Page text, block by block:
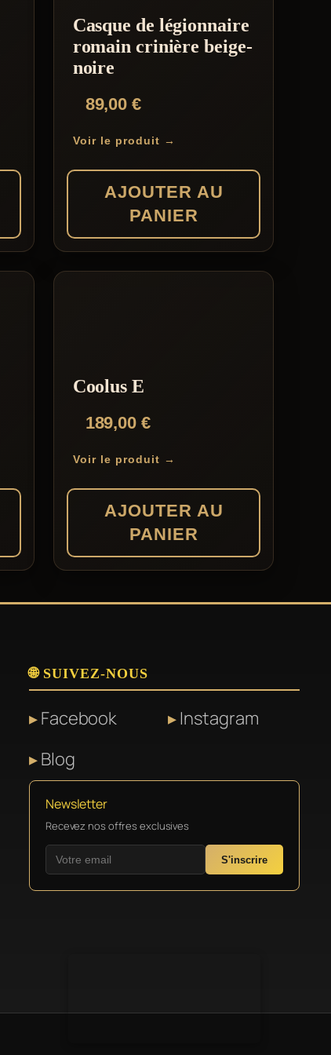
Casque de légionnaire
romain crinière beige-
noire
89,00€
Voir le produit →
AJOUTER AU
PANIER
Coolus E
189,00 €
Voir le produit →
AJOUTER AU
PANIER
🌐 SUIVEZ-NOUS
Facebook
Instagram
Blog
Newsletter
Recevez nos offres exclusives
S'inscrire